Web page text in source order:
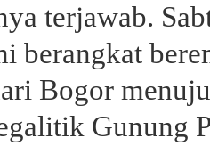
terjawab.
berangkat
Bogor
Gunung